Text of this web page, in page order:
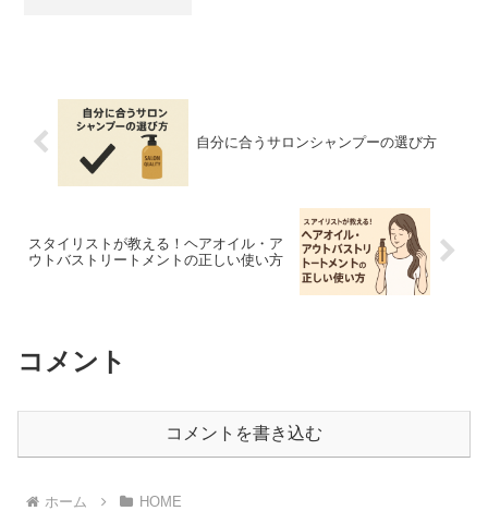
自分に合うサロンシャンプーの選び方
スタイリストが教える！ヘアオイル・ア
ウトバストリートメントの正しい使い方
コメント
コメントを書き込む
ホーム HOME